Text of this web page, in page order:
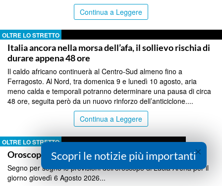
Continua a Leggere
OLTRE LO STRETTO
Italia ancora nella morsa dell’afa, il sollievo rischia di
durare appena 48 ore
Il caldo africano continuerà al Centro-Sud almeno fino a
Ferragosto. Al Nord, tra domenica 9 e lunedì 10 agosto, aria
meno calda e temporali potranno determinare una pausa di circa
48 ore, seguita però da un nuovo rinforzo dell’anticiclone....
Continua a Leggere
OLTRE LO STRETTO
Oroscopo giovedì 6 agosto 2026
Segno per segno le previsioni dell'oroscopo di Lucia Arena per il
giorno giovedì 6 Agosto 2026...
×
Scopri le notizie più importanti